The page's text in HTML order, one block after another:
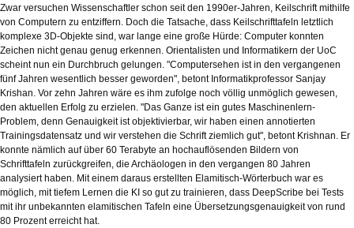
Zwar versuchen Wissenschaftler schon seit den 1990er-Jahren, Keilschrift mithilfe
von Computern zu entziffern. Doch die Tatsache, dass Keilschrifttafeln letztlich
komplexe 3D-Objekte sind, war lange eine große Hürde: Computer konnten
Zeichen nicht genau genug erkennen. Orientalisten und Informatikern der UoC
scheint nun ein Durchbruch gelungen. "Computersehen ist in den vergangenen
fünf Jahren wesentlich besser geworden", betont Informatikprofessor Sanjay
Krishan. Vor zehn Jahren wäre es ihm zufolge noch völlig unmöglich gewesen,
den aktuellen Erfolg zu erzielen. "Das Ganze ist ein gutes Maschinenlern-
Problem, denn Genauigkeit ist objektivierbar, wir haben einen annotierten
Trainingsdatensatz und wir verstehen die Schrift ziemlich gut", betont Krishnan. Er
konnte nämlich auf über 60 Terabyte an hochauflösenden Bildern von
Schrifttafeln zurückgreifen, die Archäologen in den vergangen 80 Jahren
analysiert haben. Mit einem daraus erstellten Elamitisch-Wörterbuch war es
möglich, mit tiefem Lernen die KI so gut zu trainieren, dass DeepScribe bei Tests
mit ihr unbekannten elamitischen Tafeln eine Übersetzungsgenauigkeit von rund
80 Prozent erreicht hat.